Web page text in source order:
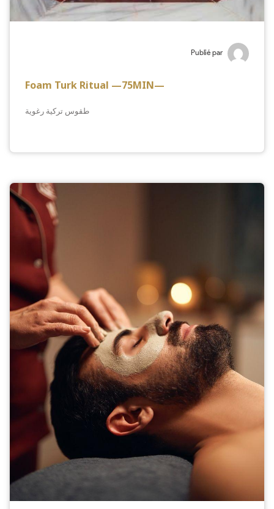
Publié par
Foam Turk Ritual —75MIN—
طقوس تركية رغوية